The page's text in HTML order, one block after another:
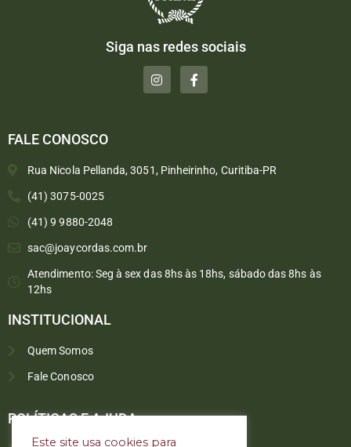
Siga nas redes sociais
FALE CONOSCO
Rua Nicola Pellanda, 3051, Pinheirinho, Curitiba-PR
(41) 3075-0025
(41) 9 9880-2048
sac@joaycordas.com.br
Atendimento: Seg à sex das 8hs às 18hs, sábado das 8hs às
12hs
INSTITUCIONAL
Quem Somos
Fale Conosco
POLÍTICAS E AJUDA
Este site usa cookies para